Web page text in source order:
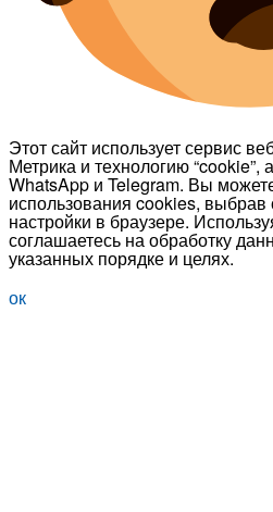
Этот сайт использует сервис
Метрика и технологию
WhatsApp и Telegram. Вы
использования cookies,
настройки в браузере.
соглашаетесь на обработку
указанных порядке и целях.
ок